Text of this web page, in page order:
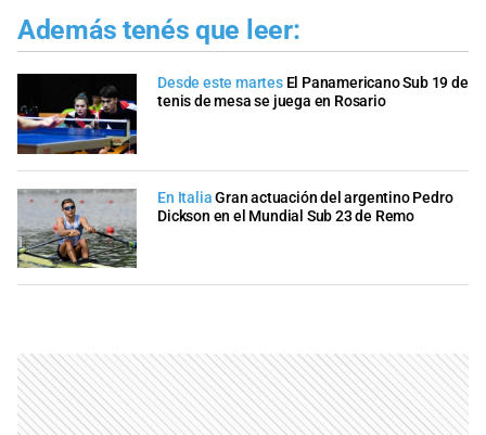
Además tenés que leer:
Desde este martes El Panamericano Sub 19 de
tenis de mesa se juega en Rosario
En ItaliaGran actuación del argentino Pedro
Dickson en el Mundial Sub 23 de Remo